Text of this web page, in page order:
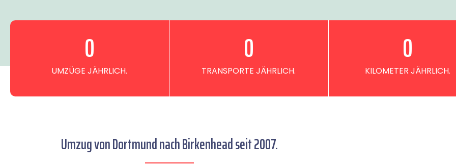
UMZÜGE JÄHRLICH.
0
TRANSPORTE JÄHRLICH.
0
KILOMETER JÄHRLICH.
0
Umzug von Dortmund nach Birkenhead seit 2007.